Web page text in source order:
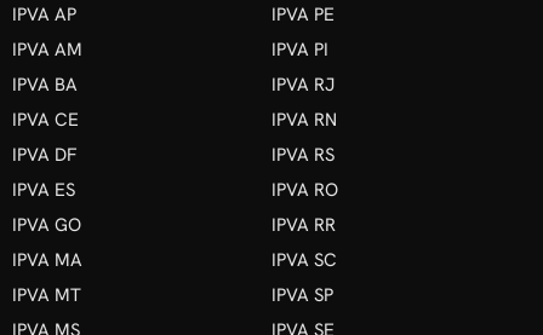
IPVA AP
IPVA AM
IPVA BA
IPVA CE
IPVA DF
IPVA ES
IPVA GO
IPVA MA
IPVA MT
IPVA MS
IPVA PE
IPVA PI
IPVA RJ
IPVA RN
IPVA RS
IPVA RO
IPVA RR
IPVA SC
IPVA SP
IPVA SE